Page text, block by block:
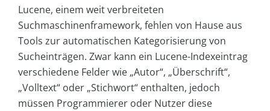
Lucene, einem weit verbreiteten
Suchmaschinenframework, fehlen von Hause aus
Tools zur automatischen Kategorisierung von
Sucheinträgen. Zwar kann ein Lucene-Indexeintrag
verschiedene Felder wie „Autor“, „Überschrift“,
„Volltext“ oder „Stichwort“ enthalten, jedoch
müssen Programmierer oder Nutzer diese